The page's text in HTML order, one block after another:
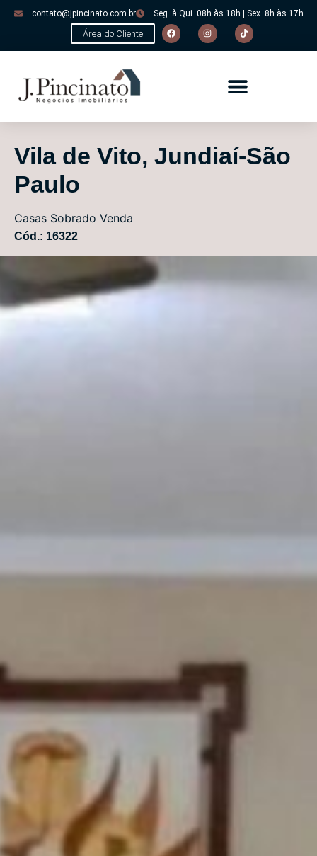
contato@jpincinato.com.br Seg. à Qui. 08h às 18h | Sex. 8h às 17h
Área do Cliente
Vila de Vito, Jundiaí-São
Paulo
Casas Sobrado Venda
Cód.: 16322